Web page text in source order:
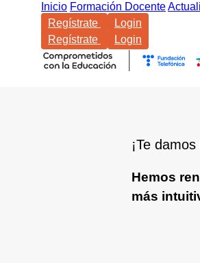
Inicio Formación Docente
Regístrate
Login
Regístrate
Login
¡Te
Hemos
más